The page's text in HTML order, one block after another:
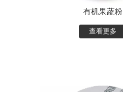
有机果蔬粉
查看更多